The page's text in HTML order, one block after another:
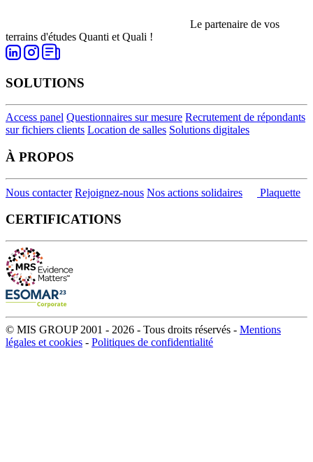
Le partenaire de vos
terrains d'études Quanti et Quali !
SOLUTIONS
Access panel Questionnaires sur mesure Recrutement de répondants
sur fichiers clients Location de salles Solutions digitales
À PROPOS
Nous contacter Rejoignez-nous Nos actions solidaires Plaquette
CERTIFICATIONS
© MIS GROUP 2001 - 2026 - Tous droits réservés - Mentions
légales et cookies - Politiques de confidentialité